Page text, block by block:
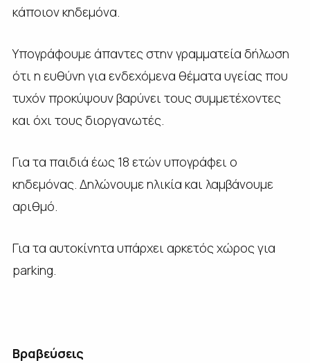
κάποιον κηδεμόνα.
Υπογράφουμε άπαντες στην γραμματεία δήλωση
ότι η ευθύνη για ενδεχόμενα θέματα υγείας που
τυχόν προκύψουν βαρύνει τους συμμετέχοντες
και όχι τους διοργανωτές.
Για τα παιδιά έως 18 ετών υπογράφει ο
κηδεμόνας. Δηλώνουμε ηλικία και λαμβάνουμε
αριθμό.
Για τα αυτοκίνητα υπάρχει αρκετός χώρος για
parking.
Βραβεύσεις